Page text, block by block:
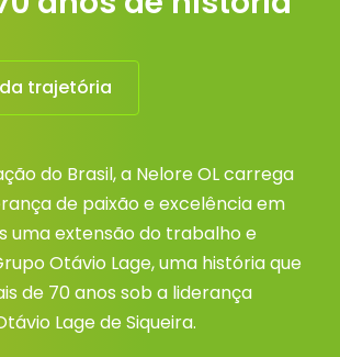
trajetória
do Brasil, a Nelore OL carrega
de paixão e excelência em
uma extensão do trabalho e
Otávio Lage, uma história que
de 70 anos sob a liderança
Lage de Siqueira.